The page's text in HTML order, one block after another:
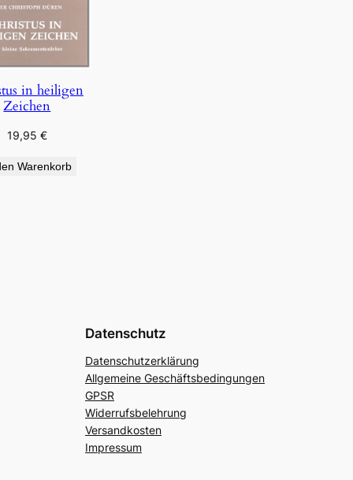
in heiligen
Zeichen
19,95 €
Warenkorb
Datenschutz
Datenschutzerklärung
Allgemeine Geschäftsbedingungen
GPSR
Widerrufsbelehrung
Versandkosten
Impressum